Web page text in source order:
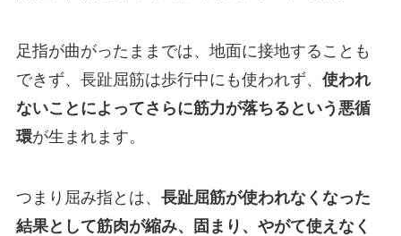
足指が曲がったままでは、地面に接地することも
できず、長趾屈筋は歩行中にも使われず、 使われ
ないことによってさらに筋力が落ちるという悪循
環が生まれます。
つまり屈み指とは、 長趾屈筋が使われなくなった
結果として筋肉が縮み、固まり、やがて使えなく